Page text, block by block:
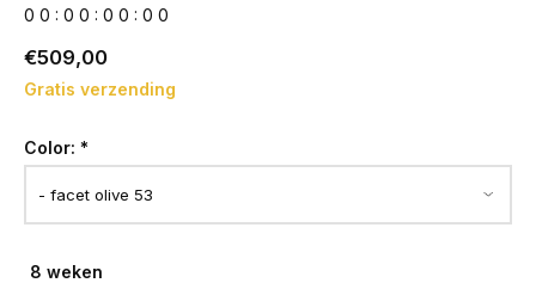
0 0 : 0 0 : 0 0 : 0 0
€509,00
Gratis verzending
Color: *
8 weken